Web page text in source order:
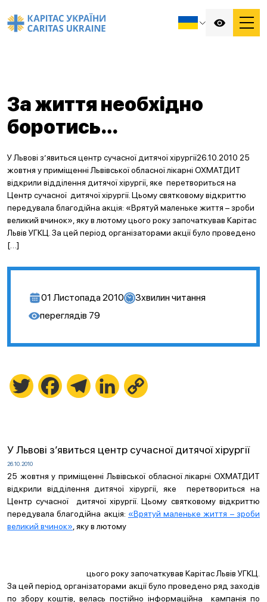
За життя необхідно
боротись…
У Львові з’явиться центр сучасної дитячої хірургії26.10.2010 25
жовтня у приміщенні Львівської обласної лікарні ОХМАТДИТ
відкрили відділення дитячої хірургії, яке перетвориться на
Центр сучасної дитячої хірургії. Цьому святковому відкриттю
передувала благодійна акція: «Врятуй маленьке життя – зроби
великий вчинок», яку в лютому цього року започаткував Карітас
Львів УГКЦ. За цей період організаторами акції було проведено
[…]
01 Листопада 2010 3хвилин читання
переглядів 79
Twitter FacebookTelegramLinkedIn
У Львові з’явиться центр сучасної дитячої хірургії
26.10.2010
25 жовтня у приміщенні Львівської обласної лікарні ОХМАТДИТ
відкрили відділення дитячої хірургії, яке перетвориться на
Центр сучасної дитячої хірургії. Цьому святковому відкриттю
передувала благодійна акція: «Врятуй маленьке життя – зроби
великий вчинок» , яку в лютому
цього року започаткував Карітас Львів УГКЦ.
За цей період організаторами акції було проведено ряд заходів
по збору коштів, велась постійно інформаційна кампанія по